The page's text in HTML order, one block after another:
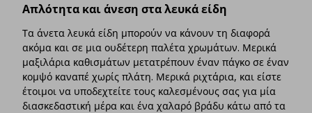
Απλότητα και άνεση στα λευκά είδη
Τα άνετα λευκά είδη μπορούν να κάνουν τη διαφορά
ακόμα και σε μια ουδέτερη παλέτα χρωμάτων. Μερικά
μαξιλάρια καθισμάτων μετατρέπουν έναν πάγκο σε έναν
κομψό καναπέ χωρίς πλάτη. Μερικά ριχτάρια, και είστε
έτοιμοι να υποδεχτείτε τους καλεσμένους σας για μία
διασκεδαστική μέρα και ένα χαλαρό βράδυ κάτω από τα